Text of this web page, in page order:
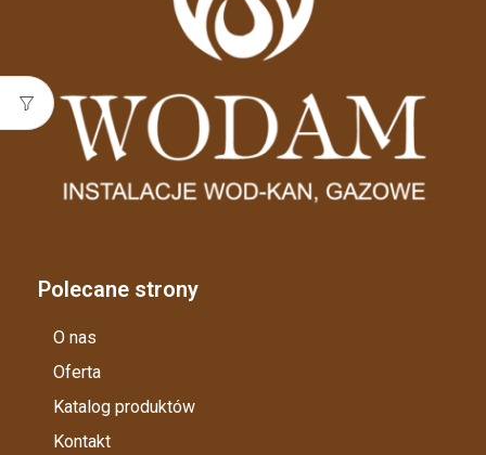
Polecane strony
O nas
Oferta
Katalog produktów
Kontakt